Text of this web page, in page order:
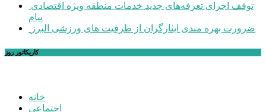
پیام
ضرورت بهره مندی ایثارگران از ظرفیت های ورزشی البرز
کاریکاتور روز
خانه
اجتماعی